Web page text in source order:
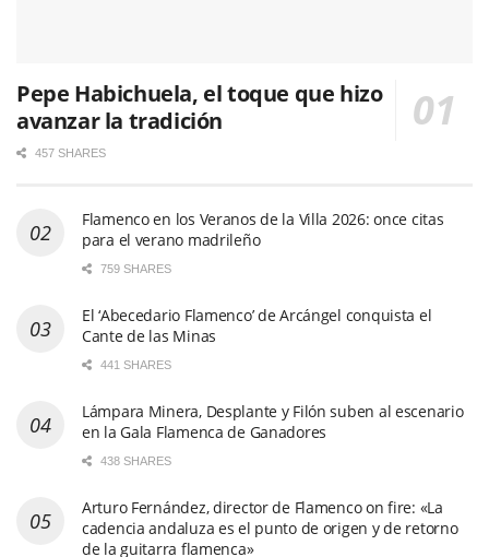
Pepe Habichuela, el toque que hizo
avanzar la tradición
457 SHARES
Flamenco en los Veranos de la Villa 2026: once citas
para el verano madrileño
759 SHARES
El ‘Abecedario Flamenco’ de Arcángel conquista el
Cante de las Minas
441 SHARES
Lámpara Minera, Desplante y Filón suben al escenario
en la Gala Flamenca de Ganadores
438 SHARES
Arturo Fernández, director de Flamenco on fire: «La
cadencia andaluza es el punto de origen y de retorno
de la guitarra flamenca»